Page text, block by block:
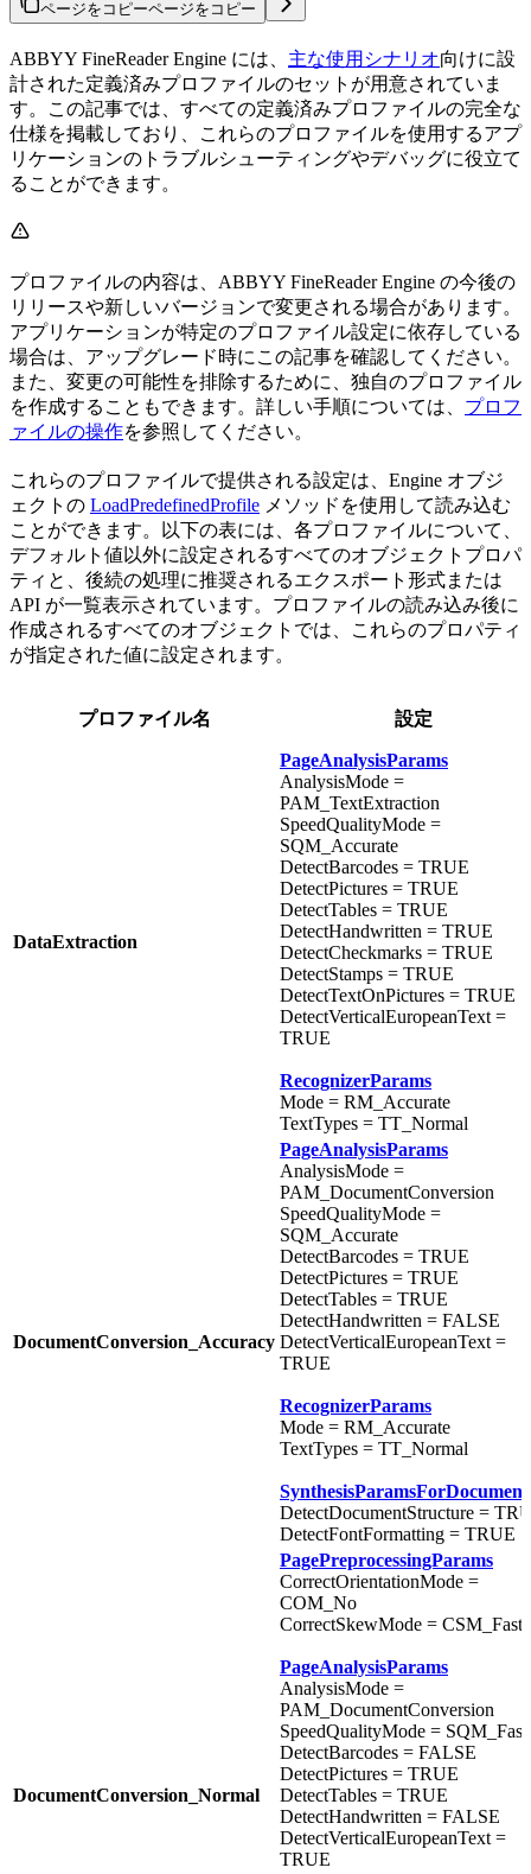
ページをコピーページをコピー
ABBYY FineReader Engine には、 主な使用シナリオ向けに設
計された定義済みプロファイルのセットが用意されていま
す。この記事では、すべての定義済みプロファイルの完全な
仕様を掲載しており、これらのプロファイルを使用するアプ
リケーションのトラブルシューティングやデバッグに役立て
ることができます。
プロファイルの内容は、ABBYY FineReader Engine の今後の
リリースや新しいバージョンで変更される場合があります。
アプリケーションが特定のプロファイル設定に依存している
場合は、アップグレード時にこの記事を確認してください。
また、変更の可能性を排除するために、独自のプロファイル
を作成することもできます。詳しい手順については、 プロフ
ァイルの操作を参照してください。
これらのプロファイルで提供される設定は、Engine オブジ
ェクトの LoadPredefinedProfile メソッドを使用して読み込む
ことができます。以下の表には、各プロファイルについて、
デフォルト値以外に設定されるすべてのオブジェクトプロパ
ティと、後続の処理に推奨されるエクスポート形式または
API が一覧表示されています。プロファイルの読み込み後に
作成されるすべてのオブジェクトでは、これらのプロパティ
が指定された値に設定されます。
プロファイル名 設定
DataExtraction
PageAnalysisParams
AnalysisMode =
PAM_TextExtraction
SpeedQualityMode =
SQM_Accurate
DetectBarcodes = TRUE
DetectPictures = TRUE
DetectTables = TRUE
DetectHandwritten = TRUE
DetectCheckmarks = TRUE
DetectStamps = TRUE
DetectTextOnPictures = TRUE
DetectVerticalEuropeanText =
TRUE
RecognizerParams
Mode = RM_Accurate
TextTypes = TT_Normal
DocumentConversion_Accuracy
PageAnalysisParams
AnalysisMode =
PAM_DocumentConversion
SpeedQualityMode =
SQM_Accurate
DetectBarcodes = TRUE
DetectPictures = TRUE
DetectTables = TRUE
DetectHandwritten = FALSE
DetectVerticalEuropeanText =
TRUE
RecognizerParams
Mode = RM_Accurate
TextTypes = TT_Normal
SynthesisParamsForDocument
DetectDocumentStructure =
DetectFontFormatting = TRUE
DocumentConversion_Normal
PagePreprocessingParams
CorrectOrientationMode =
COM_No
CorrectSkewMode = CSM_Fast
PageAnalysisParams
AnalysisMode =
PAM_DocumentConversion
SpeedQualityMode = SQM_Fast
DetectBarcodes = FALSE
DetectPictures = TRUE
DetectTables = TRUE
DetectHandwritten = FALSE
DetectVerticalEuropeanText =
TRUE